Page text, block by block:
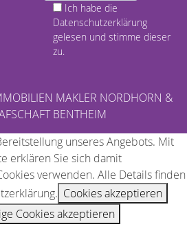
Ich habe die
Datenschutzerklärung
gelesen und stimme dieser
zu.
MAKLER NORDHORN &
BENTHEIM
unseres Angebots. Mit
erklären Sie sich damit
verwenden. Alle Details finden
Cookies akzeptieren
Cookies akzeptieren